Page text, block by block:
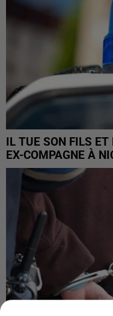
IL TUE SON FILS
EX-COMPAGNE À